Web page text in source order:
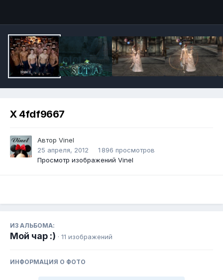
X 4fdf9667
Автор Vinel
25 апреля, 2012
1 896 просмотров
Просмотр изображений Vinel
ИЗ АЛЬБОМА:
Мой чар :) · 11 изображений
ИНФОРМАЦИЯ О ФОТО